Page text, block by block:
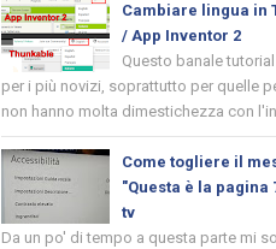
Cambiare lingua in
/ App Inventor 2
Questo banale
per i più novizi, soprattutto per quelle
non hanno molta dimestichezza con
Come togliere il
"Questa è la pagina
tv
Da un po' di tempo a questa parte mi